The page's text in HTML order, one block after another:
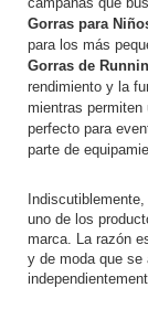
Gorras para
para los más
Gorras de
rendimiento y la
mientras
perfecto para
parte de
uno de los
marca. La razón
y de moda que se